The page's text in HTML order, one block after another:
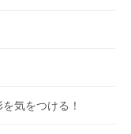
気をつける！